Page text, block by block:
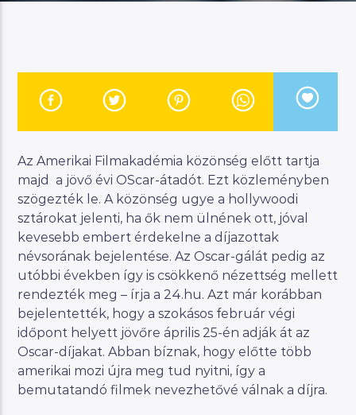
Manna FM
Az Amerikai Filmakadémia közönség előtt tartja
majd a jövő évi OScar-átadót. Ezt közleményben
szögezték le. A közönség ugye a hollywoodi
sztárokat jelenti, ha ők nem ülnének ott, jóval
kevesebb embert érdekelne a díjazottak
névsorának bejelentése. Az Oscar-gálát pedig az
utóbbi években így is csökkenő nézettség mellett
rendezték meg – írja a 24.hu. Azt már korábban
bejelentették, hogy a szokásos február végi
időpont helyett jövőre április 25-én adják át az
Oscar-díjakat. Abban bíznak, hogy előtte több
amerikai mozi újra meg tud nyitni, így a
bemutatandó filmek nevezhetővé válnak a díjra.